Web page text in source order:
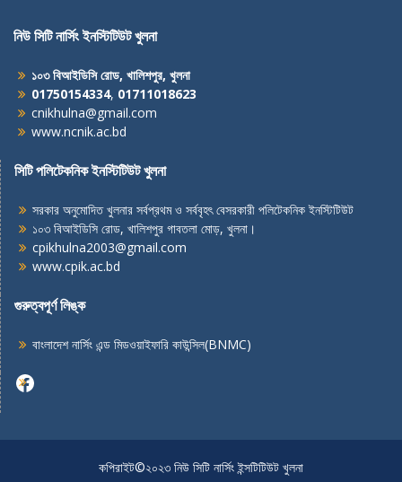
নিউ সিটি নার্সিং ইনস্টিটিউট খুলনা
১০৩ বিআইডিসি রোড, খালিশপুর, খুলনা
01750154334, 01711018623
cnikhulna@gmail.com
www.ncnik.ac.bd
সিটি পলিটেকনিক ইনস্টিটিউট খুলনা
সরকার অনুমোদিত খুলনার সর্বপ্রথম ও সর্ববৃহৎ বেসরকারী পলিটেকনিক ইনস্টিটিউট
১০৩ বিআইডিসি রোড, খালিশপুর গাবতলা মোড়, খুলনা।
cpikhulna2003@gmail.com
www.cpik.ac.bd
গুরুত্বপূর্ণ লিঙ্ক
বাংলাদেশ নার্সিং এন্ড মিডওয়াইফারি কাউন্সিল(BNMC)
Facebook
কপিরাইট©২০২৩ নিউ সিটি নার্সিং ইন্সটিটিউট খুলনা